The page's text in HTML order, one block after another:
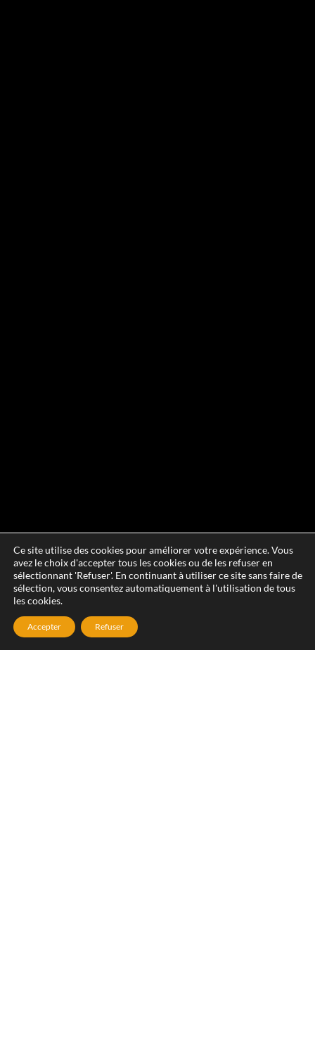
Ce site utilise des cookies pour améliorer votre expérience. Vous
avez le choix d'accepter tous les cookies ou de les refuser en
sélectionnant 'Refuser'. En continuant à utiliser ce site sans faire de
sélection, vous consentez automatiquement à l'utilisation de tous
les cookies.
Accepter Refuser